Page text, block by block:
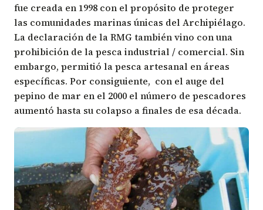
fue creada en 1998 con el propósito de proteger
las comunidades marinas únicas del Archipiélago.
La declaración de la RMG también vino con una
prohibición de la pesca industrial / comercial. Sin
embargo, permitió la pesca artesanal en áreas
específicas. Por consiguiente, con el auge del
pepino de mar en el 2000 el número de pescadores
aumentó hasta su colapso a finales de esa década.